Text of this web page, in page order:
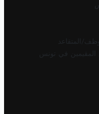
المتقاعد
المقيمين في تونس